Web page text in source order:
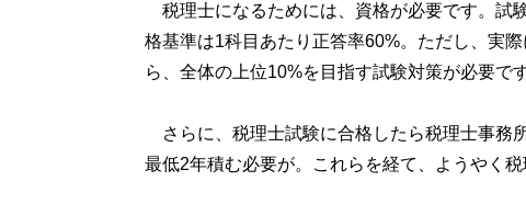
税理士になるためには、資格が必要です。試
格基準は1科目あたり正答率60%。ただし、実
ら、全体の上位10%を目指す試験対策が必要です
さらに、税理士試験に合格したら税理士事務
最低2年積む必要が。これらを経て、ようやく